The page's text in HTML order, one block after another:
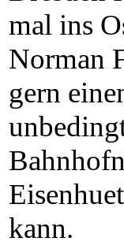
mal ins
Norman
gern
kann.